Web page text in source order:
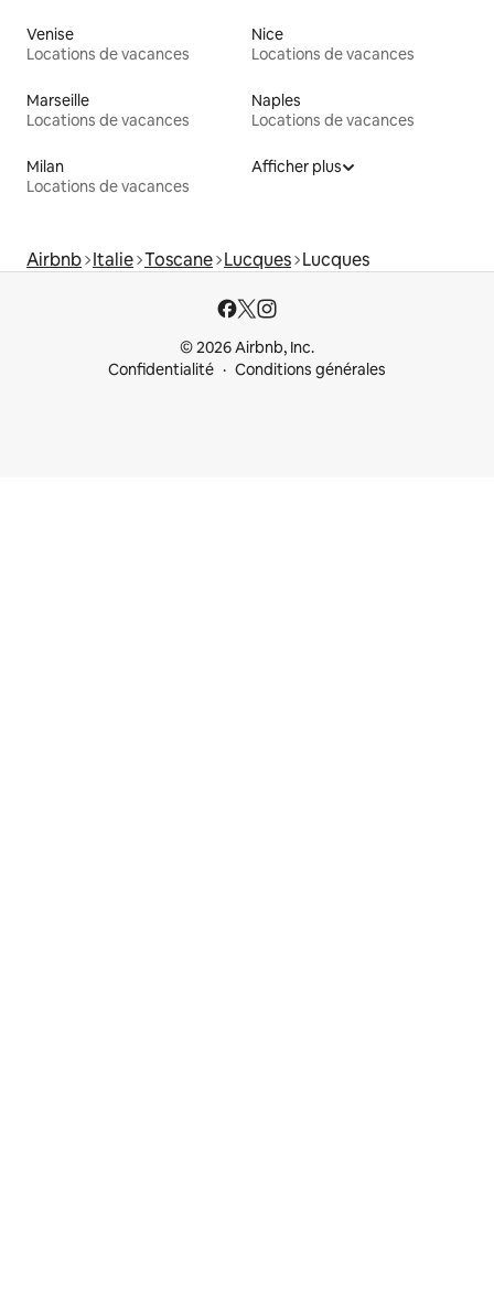
Venise
Locations de vacances
Nice
Locations de vacances
Marseille
Locations de vacances
Naples
Locations de vacances
Milan
Locations de vacances
Afficher plus
Airbnb Italie Toscane Lucques Lucques
© 2026 Airbnb, Inc.
Confidentialité
Conditions générales